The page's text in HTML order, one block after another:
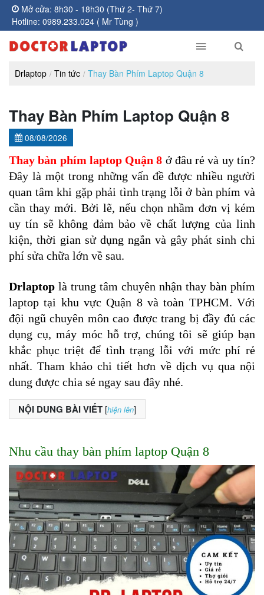
Mở cửa: 8h30 - 18h30 (Thứ 2- Thứ 7)
Hotline: 0989.233.024 ( Mr Tùng )
Drlaptop Tin tức Thay Bàn Phím Laptop Quận 8
Thay Bàn Phím Laptop Quận 8
08/08/2026
Thay bàn phím laptop Quận 8 ở đâu rẻ và uy tín?
Đây là một trong những vấn đề được nhiều người
quan tâm khi gặp phải tình trạng lỗi ở bàn phím và
cần thay mới. Bởi lẽ, nếu chọn nhầm đơn vị kém
uy tín sẽ không đảm bảo về chất lượng của linh
kiện, thời gian sử dụng ngắn và gây phát sinh chi
phí sửa chữa lớn về sau.
Drlaptop là trung tâm chuyên nhận thay bàn phím
laptop tại khu vực Quận 8 và toàn TPHCM. Với
đội ngũ chuyên môn cao được trang bị đầy đủ các
dụng cụ, máy móc hỗ trợ, chúng tôi sẽ giúp bạn
khắc phục triệt để tình trạng lỗi với mức phí rẻ
nhất. Tham khảo chi tiết hơn về dịch vụ qua nội
dung được chia sẻ ngay sau đây nhé.
NỘI DUNG BÀI VIẾT [hiện lên]
Nhu cầu thay bàn phím laptop Quận 8